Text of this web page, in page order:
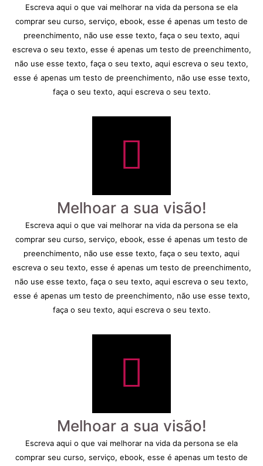
Escreva aqui o que vai melhorar na vida da persona se ela
comprar seu curso, serviço, ebook, esse é apenas um testo de
preenchimento, não use esse texto, faça o seu texto, aqui
escreva o seu texto, esse é apenas um testo de preenchimento,
não use esse texto, faça o seu texto, aqui escreva o seu texto,
esse é apenas um testo de preenchimento, não use esse texto,
faça o seu texto, aqui escreva o seu texto.
Melhoar a sua visão!
Escreva aqui o que vai melhorar na vida da persona se ela
comprar seu curso, serviço, ebook, esse é apenas um testo de
preenchimento, não use esse texto, faça o seu texto, aqui
escreva o seu texto, esse é apenas um testo de preenchimento,
não use esse texto, faça o seu texto, aqui escreva o seu texto,
esse é apenas um testo de preenchimento, não use esse texto,
faça o seu texto, aqui escreva o seu texto.
Melhoar a sua visão!
Escreva aqui o que vai melhorar na vida da persona se ela
comprar seu curso, serviço, ebook, esse é apenas um testo de